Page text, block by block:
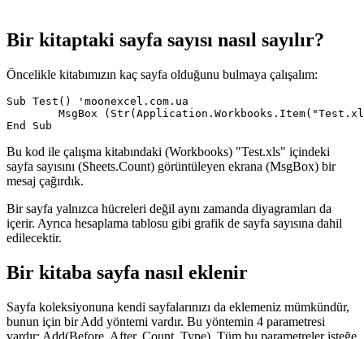
Bir kitaptaki sayfa sayısı nasıl sayılır?
Öncelikle kitabımızın kaç sayfa olduğunu bulmaya çalışalım:
Sub Test() 'moonexcel.com.ua
Bu kod ile çalışma kitabındaki (Workbooks) "Test.xls" içindeki
sayfa sayısını (Sheets.Count) görüntüleyen ekrana (MsgBox) bir
mesaj çağırdık.
Bir sayfa yalnızca hücreleri değil aynı zamanda diyagramları da
içerir. Ayrıca hesaplama tablosu gibi grafik de sayfa sayısına dahil
edilecektir.
Bir kitaba sayfa nasıl eklenir
Sayfa koleksiyonuna kendi sayfalarınızı da eklemeniz mümkündür,
bunun için bir Add yöntemi vardır. Bu yöntemin 4 parametresi
vardır: Add(Before, After, Count, Type). Tüm bu parametreler isteğe